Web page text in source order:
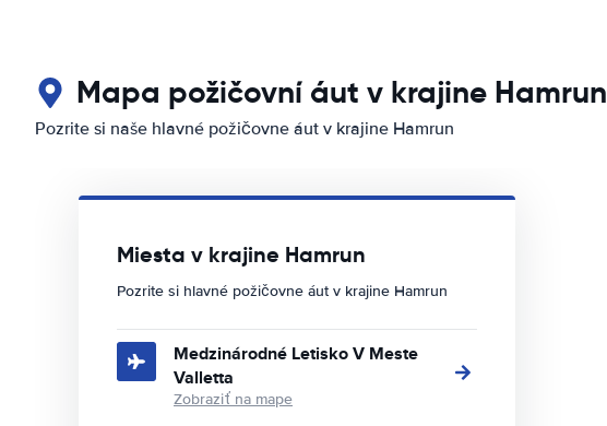
Mapa požičovní áut v krajine Hamrun
Pozrite si naše hlavné požičovne áut v krajine Hamrun
Miesta v krajine Hamrun
Pozrite si hlavné požičovne áut v krajine Hamrun
Medzinárodné Letisko V Meste
Valletta
Zobraziť na mape